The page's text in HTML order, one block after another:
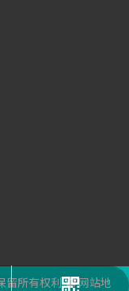
留所有权利 网站地